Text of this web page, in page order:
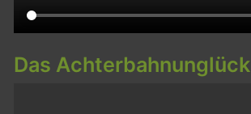
Das Achterbahnunglück